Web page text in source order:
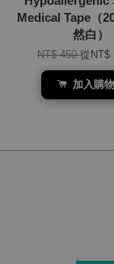
Medical Tape（
然白）
NT$ 450從NT$
加入購